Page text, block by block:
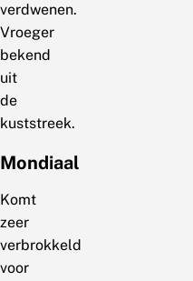
verdwenen.
Vroeger
bekend
uit
de
kuststreek.
Mondiaal
Komt
zeer
verbrokkeld
voor